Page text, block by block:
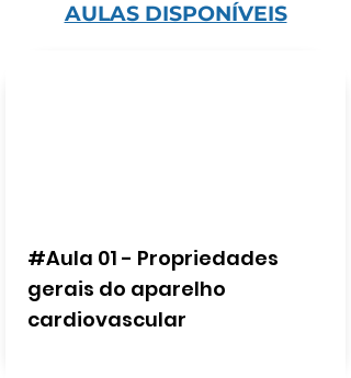
AULAS DISPONÍVEIS
#Aula 01 - Propriedades
gerais do aparelho
cardiovascular